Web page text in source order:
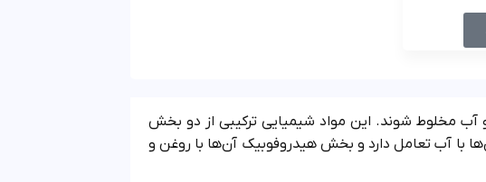
و آب مخلوط شوند. این مواد شیمیایی ترکیبی از دو بخش
آب تعامل دارد و بخش هیدروفوبیک آن‌ها با روغن و